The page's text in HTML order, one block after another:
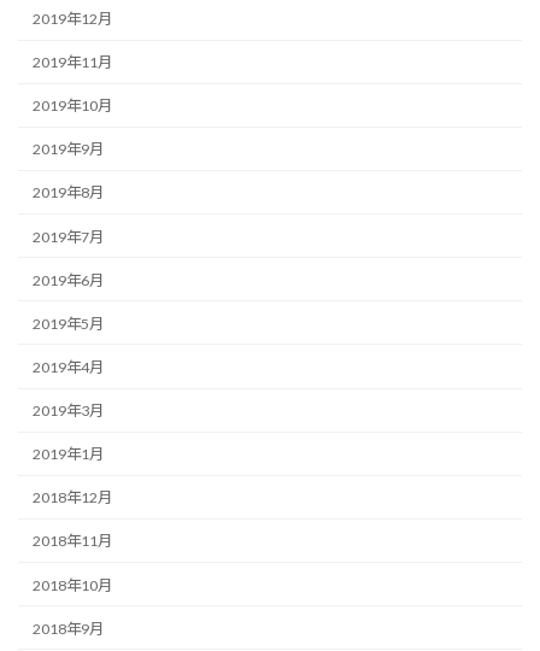
2019年12月
2019年11月
2019年10月
2019年9月
2019年8月
2019年7月
2019年6月
2019年5月
2019年4月
2019年3月
2019年1月
2018年12月
2018年11月
2018年10月
2018年9月